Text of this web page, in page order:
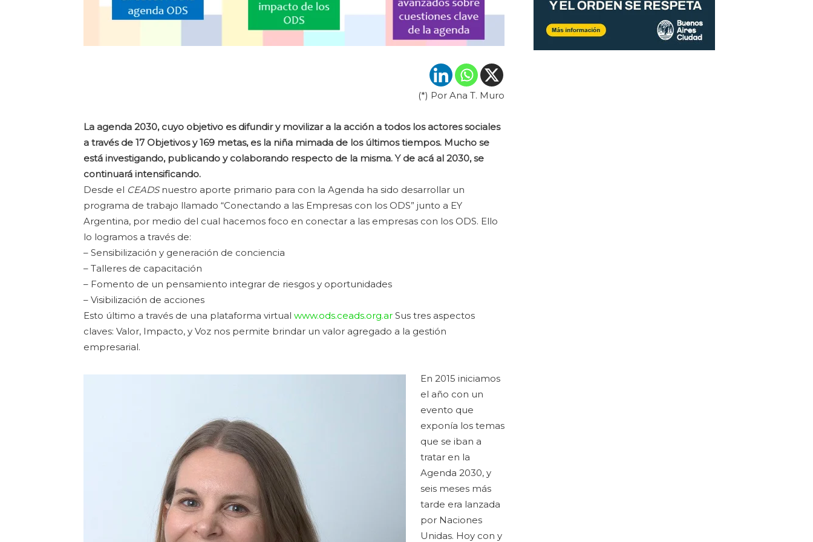
(*) Por Ana T. Muro
La agenda 2030, cuyo objetivo es difundir y movilizar a la acción a todos los actores sociales
a través de 17 Objetivos y 169 metas, es la niña mimada de los últimos tiempos. Mucho se
está investigando, publicando y colaborando respecto de la misma. Y de acá al 2030, se
continuará intensificando.
Desde el CEADSnuestro aporte primario para con la Agenda ha sido desarrollar un
programa de trabajo llamado “Conectando a las Empresas con los ODS” junto a EY
Argentina, por medio del cual hacemos foco en conectar a las empresas con los ODS. Ello
lo logramos a través de:
– Sensibilización y generación de conciencia
– Talleres de capacitación
– Fomento de un pensamiento integrar de riesgos y oportunidades
– Visibilización de acciones
Esto último a través de una plataforma virtual www.ods.ceads.org.ar Sus tres aspectos
claves: Valor, Impacto, y Voz nos permite brindar un valor agregado a la gestión
empresarial.
En 2015 iniciamos
el año con un
evento que
exponía los temas
que se iban a
tratar en la
Agenda 2030, y
seis meses más
tarde era lanzada
por Naciones
Unidas. Hoy con y